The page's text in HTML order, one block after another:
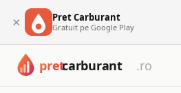
× Pret Carburant
Gratuit pe Google Play